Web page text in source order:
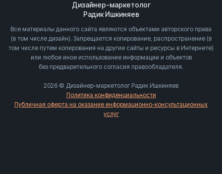
Дизайнер-маркетолог
Радик Ишкиняев
Все материалы данного сайта являются объектами авторского права
(в том числе дизайн). Запрещается копирование, распространение (в
том числе путем копирования на другие сайты и ресурсы в Интернете)
или любое иное использование информации и объектов
без предварительного согласия правообладателя.
2026 © Дизайнер-маркетолог Радик Ишкиняев
Политика конфиденциальности
Публичная оферта на оказание информационно-консультационных
услуг